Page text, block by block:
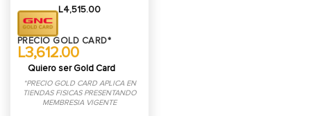
L4,515.00
PRECIO GOLD CARD*
L3,612.00
Quiero ser Gold Card
*PRECIO GOLD CARD APLICA EN
TIENDAS FISICAS PRESENTANDO
MEMBRESIA VIGENTE